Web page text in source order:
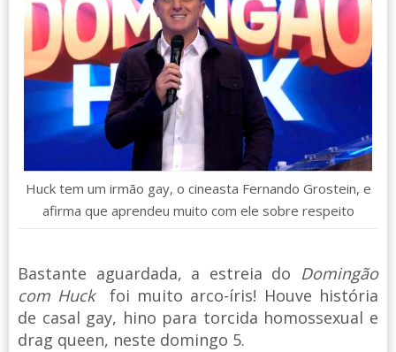
Huck tem um irmão gay, o cineasta Fernando Grostein, e
afirma que aprendeu muito com ele sobre respeito
Bastante aguardada, a estreia do Domingão
com Huck foi muito arco-íris! Houve história
de casal gay, hino para torcida homossexual e
drag queen, neste domingo 5.